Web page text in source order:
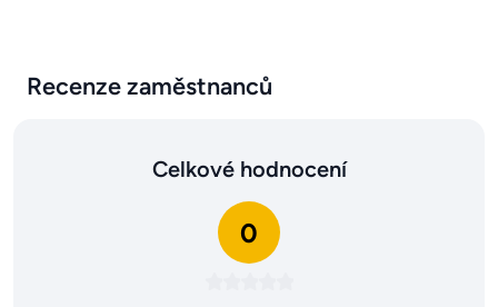
Recenze zaměstnanců
Celkové hodnocení
0